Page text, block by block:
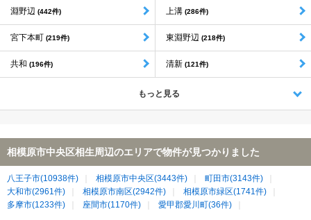
淵野辺 (442件) 上溝 (286件)
宮下本町 (219件) 東淵野辺 (218件)
共和 (196件) 清新 (121件)
もっと見る
相模原市中央区相生周辺のエリアで物件が見つかりました
八王子市(10938件) 相模原市中央区(3443件)
町田市(3143件)
大和市(2961件)
相模原市南区(2942件)
相模原市緑区(1741件)
多摩市(1233件)
座間市(1170件) 愛甲郡愛川町(36件)